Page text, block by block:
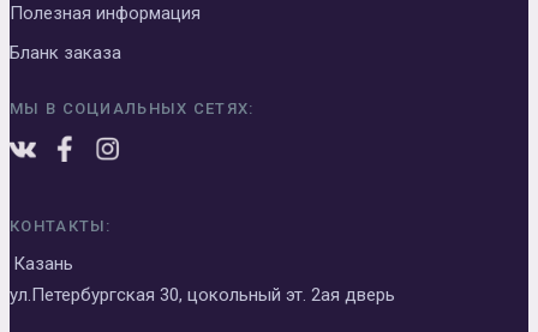
Полезная информация
Бланк заказа
МЫ В СОЦИАЛЬНЫХ СЕТЯХ:
КОНТАКТЫ:
Казань
ул.Петербургская 30, цокольный эт. 2ая дверь